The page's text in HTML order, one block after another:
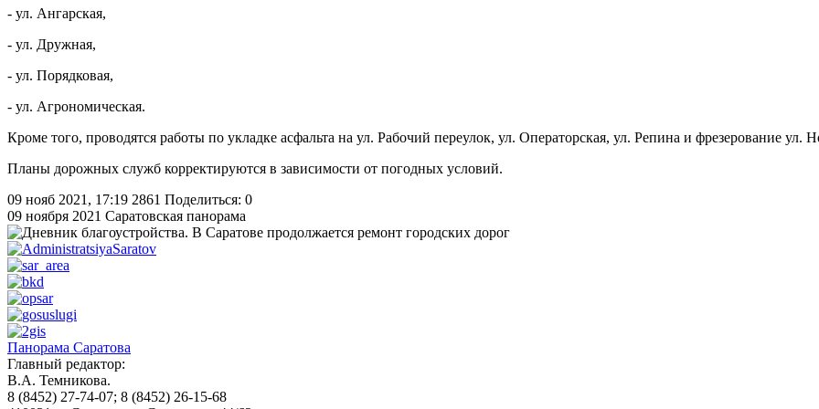
- ул. Ангарская,
- ул. Дружная,
- ул. Порядковая,
- ул. Агрономическая.
Кроме того, проводятся работы по укладке асфальта на ул. Рабочий переулок, ул. Операторская, ул. Репина и фрезерование ул.
Планы дорожных служб корректируются в зависимости от погодных условий.
09 нояб 2021, 17:19 2861 Поделиться: 0
09 ноября 2021 Саратовская панорама
Панорама Саратова
Главный редактор:
В.А. Темникова.
8 (8452) 27-74-07; 8 (8452) 26-15-68